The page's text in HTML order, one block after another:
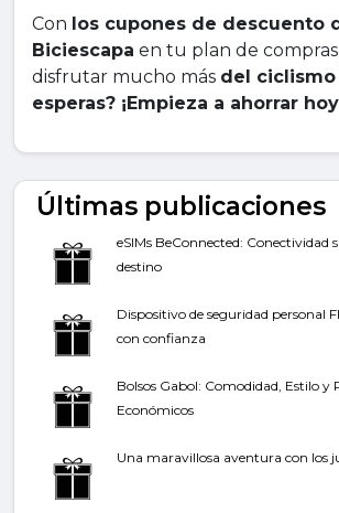
Con los cupones de descuento
Biciescapa en tu plan de
disfrutar mucho más del ciclismo
esperas? ¡Empieza a ahorrar
Últimas publicaciones
eSIMs BeConnected: Conectividad
destino
Dispositivo de seguridad personal
con confianza
Bolsos Gabol: Comodidad, Estilo y
Económicos
Una maravillosa aventura con los